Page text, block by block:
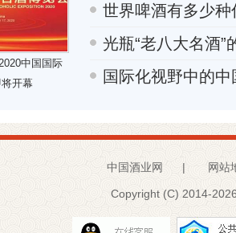
中国国际
开幕
世界啤酒有多少种
光瓶“老八大名酒”
国际化视野中的中
中国酒业网 | 网站
Copyright (C) 2014-